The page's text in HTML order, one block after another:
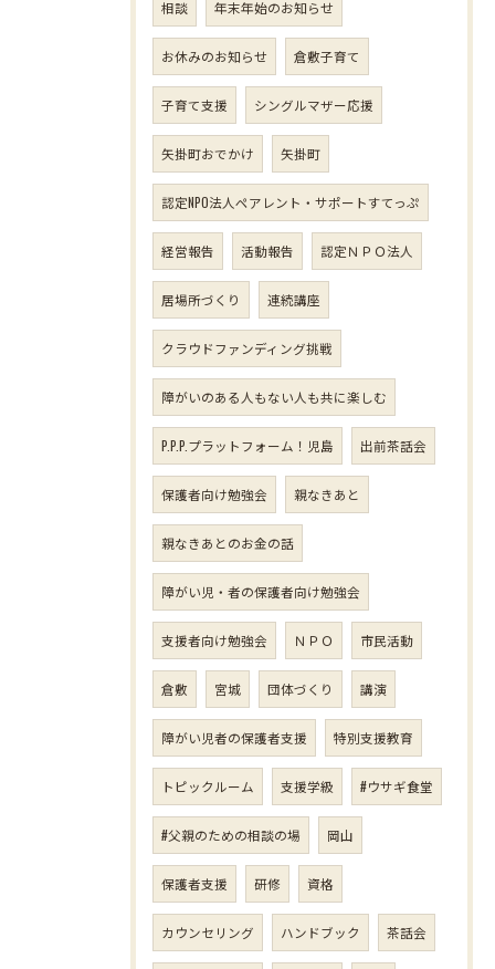
相談 年末年始のお知らせ
お休みのお知らせ 倉敷子育て
子育て支援 シングルマザー応援
矢掛町おでかけ 矢掛町
認定NPO法人ペアレント・サポートすてっぷ
経営報告 活動報告 認定ＮＰＯ法人
居場所づくり 連続講座
クラウドファンディング挑戦
障がいのある人もない人も共に楽しむ
P.P.P.プラットフォーム！児島 出前茶話会
保護者向け勉強会 親なきあと
親なきあとのお金の話
障がい児・者の保護者向け勉強会
支援者向け勉強会 ＮＰＯ 市民活動
倉敷 宮城 団体づくり 講演
障がい児者の保護者支援 特別支援教育
トピックルーム 支援学級 #ウサギ食堂
#父親のための相談の場 岡山
保護者支援 研修 資格
カウンセリング ハンドブック 茶話会